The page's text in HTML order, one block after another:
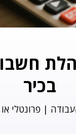
העבודה
בכיר
| פרונטלי או